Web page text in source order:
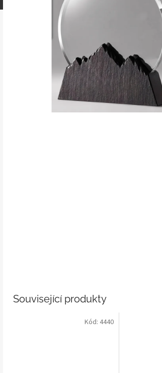
Související produkty
Kód: 4440